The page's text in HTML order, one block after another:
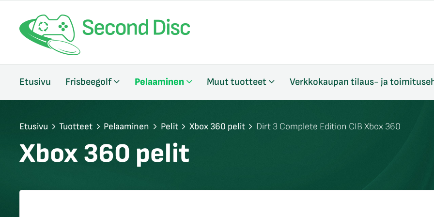
Etusivu Frisbeegolf Pelaaminen Muut tuotteet Verkkokaupan tilaus- ja
Etusivu Tuotteet Pelaaminen Pelit Xbox 360 pelit Dirt 3 Complete Edition CIB Xbox 360
Xbox 360 pelit
sulje
sulje
sulje